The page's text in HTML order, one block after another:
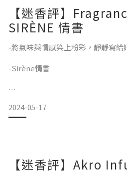
於絲柏的渲染下暗沉
-
對bdk創辦人David Benedek來說，
擷取巴黎的特有輪廓，
無論香氣或瓶身，
7年光陰淬煉終使夢想成真，
在巴黎聖多諾黑街，
別具意義地值得紀念。
透過鳶尾、橙花揉合，
佐以粉紅胡椒特
【迷香評】
SIRÈNE 情書
-將氣味與情感染上粉彩，靜靜寫給
-Sirène情書
雖說香水誕生之初，
2024-05-17
【迷